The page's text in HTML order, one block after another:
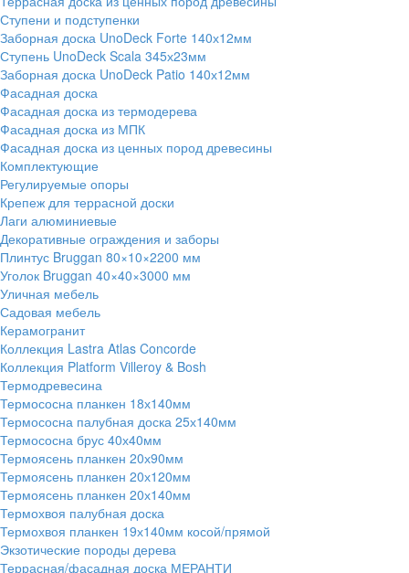
Ступени и подступенки
Заборная доска UnoDeck Forte 140х12мм
Ступень UnoDeck Scala 345х23мм
Заборная доска UnoDeck Patio 140х12мм
Фасадная доска
Фасадная доска из термодерева
Фасадная доска из МПК
Фасадная доска из ценных пород древесины
Комплектующие
Регулируемые опоры
Крепеж для террасной доски
Лаги алюминиевые
Декоративные ограждения и заборы
Плинтус Bruggan 80×10×2200 мм
Уголок Bruggan 40×40×3000 мм
Уличная мебель
Садовая мебель
Керамогранит
Коллекция Lastra Atlas Concorde
Коллекция Platform Villeroy & Bosh
Термодревесина
Термососна планкен 18х140мм
Термососна палубная доска 25х140мм
Термососна брус 40х40мм
Термоясень планкен 20х90мм
Термоясень планкен 20х120мм
Термоясень планкен 20х140мм
Термохвоя палубная доска
Термохвоя планкен 19х140мм косой/прямой
Экзотические породы дерева
Террасная/фасадная доска МЕРАНТИ